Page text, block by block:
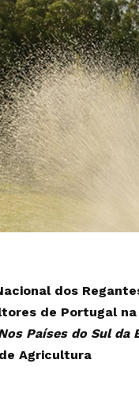
dos
de Portugal
Países do Sul da
Agricultura